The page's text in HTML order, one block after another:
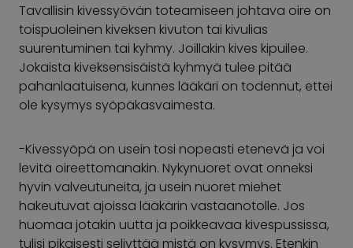
Tavallisin kivessyövän toteamiseen johtava oire on
toispuoleinen kiveksen kivuton tai kivulias
suurentuminen tai kyhmy. Joillakin kives kipuilee.
Jokaista kiveksensisäistä kyhmyä tulee pitää
pahanlaatuisena, kunnes lääkäri on todennut, ettei
ole kysymys syöpäkasvaimesta.
-Kivessyöpä on usein tosi nopeasti etenevä ja voi
levitä oireettomanakin. Nykynuoret ovat onneksi
hyvin valveutuneita, ja usein nuoret miehet
hakeutuvat ajoissa lääkärin vastaanotolle. Jos
huomaa jotakin uutta ja poikkeavaa kivespussissa,
tulisi pikaisesti selivttää mistä on kysymys. Etenkin